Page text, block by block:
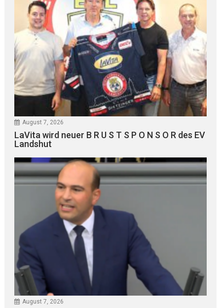
August 7, 2026
LaVita wird neuer B R U S T S P O N S O R des EV
Landshut
August 7, 2026